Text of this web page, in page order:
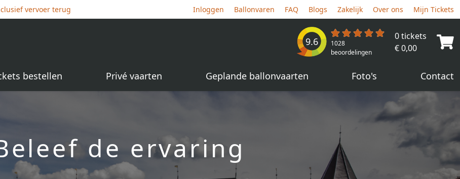
vervoer terug Inloggen Ballonvaren FAQ Blogs Zakelijk Over ons Mijn Tickets
9.6
1028
beoordelingen
0 tickets
€ 0,00
bestellen Privé vaarten Geplande ballonvaarten Foto's Contact
de ervaring